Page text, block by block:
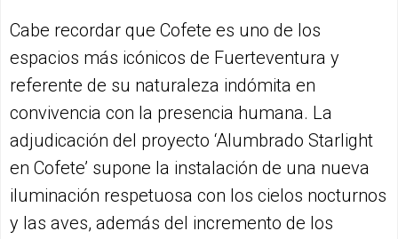
Cabe recordar que Cofete es uno de los
espacios más icónicos de Fuerteventura y
referente de su naturaleza indómita en
convivencia con la presencia humana. La
adjudicación del proyecto ‘Alumbrado Starlight
en Cofete’ supone la instalación de una nueva
iluminación respetuosa con los cielos nocturnos
y las aves, además del incremento de los